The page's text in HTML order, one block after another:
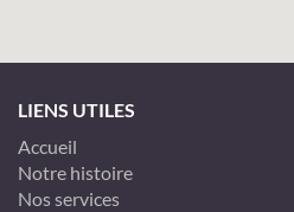
LIENS UTILES
Accueil
Notre histoire
Nos services